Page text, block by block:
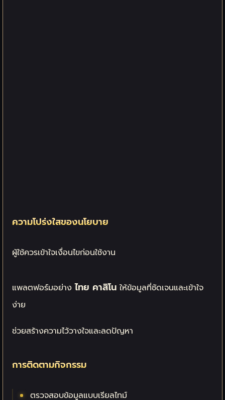
ความโปร่งใสของนโยบาย
ผู้ใช้ควรเข้าใจเงื่อนไขก่อนใช้งาน
แพลตฟอร์มอย่างไทย คาสิโน ให้ข้อมูลที่ชัดเจนและเข้าใจ
ง่าย
ช่วยสร้างความไว้วางใจและลดปัญหา
การติดตามกิจกรรม
ตรวจสอบข้อมูลแบบเรียลไทม์